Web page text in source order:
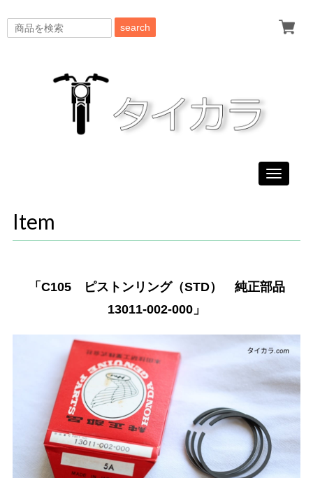
search
Toggle
Item
「C105 ピストンリング（STD） 純正部品
13011-002-000」